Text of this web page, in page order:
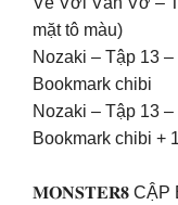
mặt tô màu)
Nozaki – Tập 13
Bookmark chibi
Nozaki – Tập 13
Bookmark chibi +
𝐌𝐎𝐍𝐒𝐓𝐄𝐑𝟖 CẬP